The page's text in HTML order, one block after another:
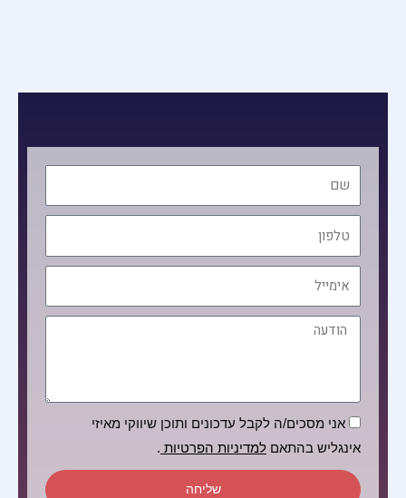
טלפון
הודעה
הסכמה
אני מסכים/ה לקבל עדכונים ותוכן שיווקי מאיזי
אינגליש בהתאם למדיניות הפרטיות .
שליחה